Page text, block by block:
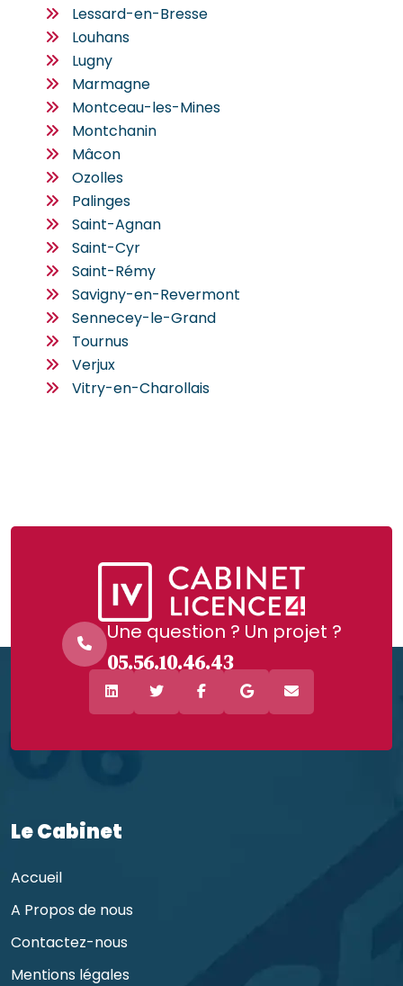
Lessard-en-Bresse
Louhans
Lugny
Marmagne
Montceau-les-Mines
Montchanin
Mâcon
Ozolles
Palinges
Saint-Agnan
Saint-Cyr
Saint-Rémy
Savigny-en-Revermont
Sennecey-le-Grand
Tournus
Verjux
Vitry-en-Charollais
Une question ? Un projet ?
05.56.10.46.43
Le Cabinet
Accueil
A Propos de nous
Contactez-nous
Mentions légales